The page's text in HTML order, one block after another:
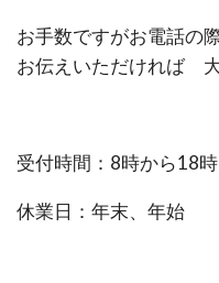
お手数ですがお電話の
お伝えいただければ 大
受付時間：8時から18
休業日：年末、年始